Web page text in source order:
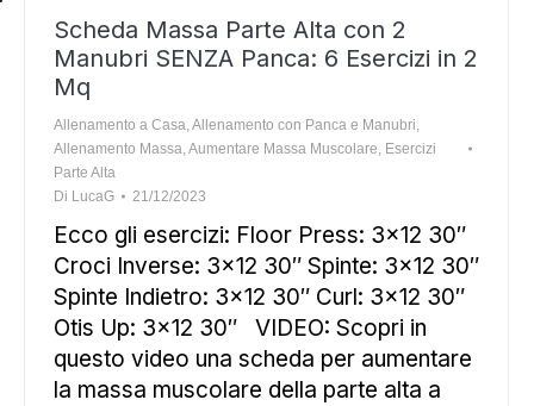
Scheda Massa Parte Alta con 2
Manubri SENZA Panca: 6 Esercizi in 2
Mq
Allenamento a Casa,Allenamento con Panca e Manubri,
Allenamento Massa,Aumentare Massa Muscolare, Esercizi
Parte Alta
Di LucaG 21/12/2023
Ecco gli esercizi: Floor Press: 3×12 30″
Croci Inverse: 3×12 30″ Spinte: 3×12 30″
Spinte Indietro: 3×12 30″ Curl: 3×12 30″
Otis Up: 3×12 30″ VIDEO: Scopri in
questo video una scheda per aumentare
la massa muscolare della parte alta a